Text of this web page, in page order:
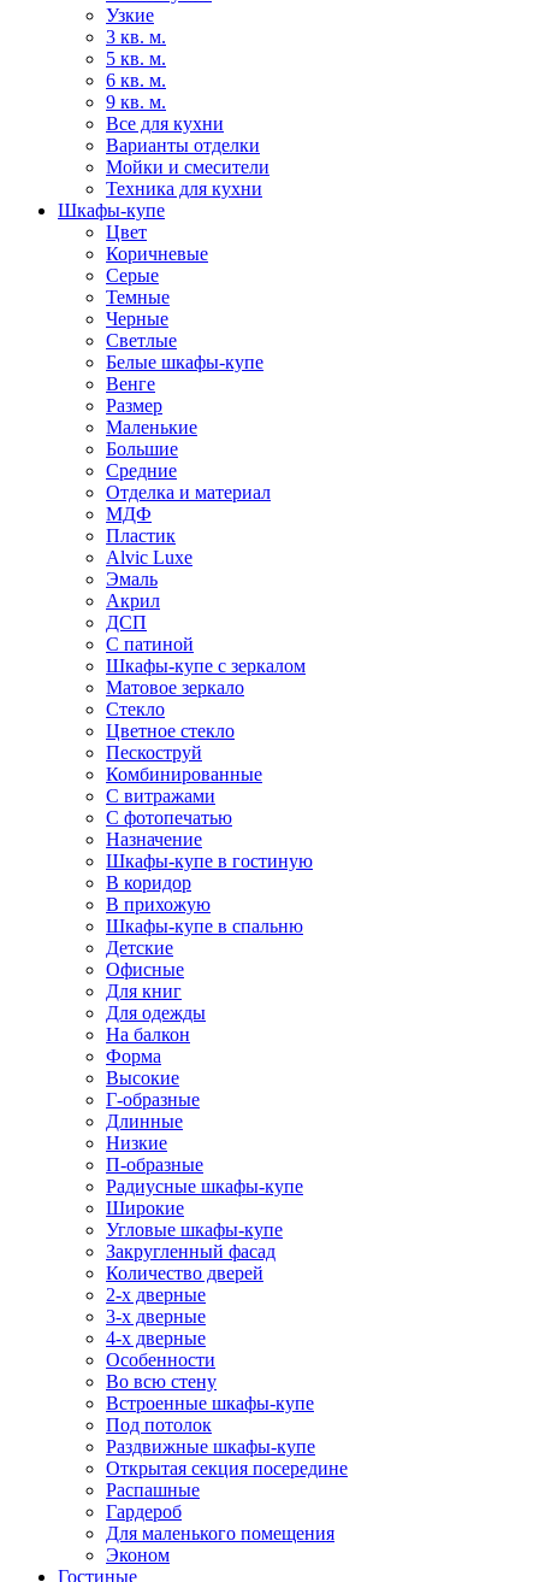
Узкие
3 кв. м.
5 кв. м.
6 кв. м.
9 кв. м.
Все для кухни
Варианты отделки
Мойки и смесители
Техника для кухни
Шкафы-купе
Цвет
Коричневые
Серые
Темные
Черные
Светлые
Белые шкафы-купе
Венге
Размер
Маленькие
Большие
Средние
Отделка и материал
МДФ
Пластик
Alvic Luxe
Эмаль
Акрил
ДСП
С патиной
Шкафы-купе с зеркалом
Матовое зеркало
Стекло
Цветное стекло
Пескоструй
Комбинированные
С витражами
С фотопечатью
Назначение
Шкафы-купе в гостиную
В коридор
В прихожую
Шкафы-купе в спальню
Детские
Офисные
Для книг
Для одежды
На балкон
Форма
Высокие
Г-образные
Длинные
Низкие
П-образные
Радиусные шкафы-купе
Широкие
Угловые шкафы-купе
Закругленный фасад
Количество дверей
2-х дверные
3-х дверные
4-х дверные
Особенности
Во всю стену
Встроенные шкафы-купе
Под потолок
Раздвижные шкафы-купе
Открытая секция посередине
Распашные
Гардероб
Для маленького помещения
Эконом
Гостиные